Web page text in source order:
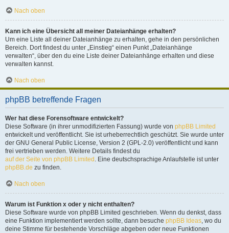
Nach oben
Kann ich eine Übersicht all meiner Dateianhänge erhalten?
Um eine Liste all deiner Dateianhänge zu erhalten, gehe in den persönlichen
Bereich. Dort findest du unter „Einstieg“ einen Punkt „Dateianhänge
verwalten“, über den du eine Liste deiner Dateianhänge erhalten und diese
verwalten kannst.
Nach oben
phpBB betreffende Fragen
Wer hat diese Forensoftware entwickelt?
Diese Software (in ihrer unmodifizierten Fassung) wurde von phpBB Limited
entwickelt und veröffentlicht. Sie ist urheberrechtlich geschützt. Sie wurde unter
der GNU General Public License, Version 2 (GPL-2.0) veröffentlicht und kann
frei vertrieben werden. Weitere Details findest du
auf der Seite von phpBB Limited . Eine deutschsprachige Anlaufstelle ist unter
phpBB.de zu finden.
Nach oben
Warum ist Funktion x oder y nicht enthalten?
Diese Software wurde von phpBB Limited geschrieben. Wenn du denkst, dass
eine Funktion implementiert werden sollte, dann besuche phpBB Ideas, wo du
deine Stimme für bestehende Vorschläge abgeben oder neue Funktionen